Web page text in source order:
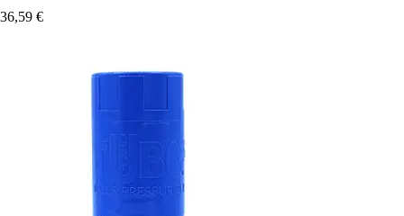
36,59 €